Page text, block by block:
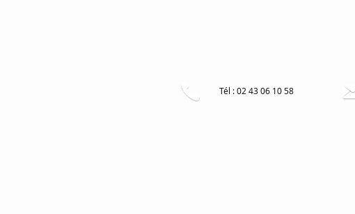
Tél : 02 43 06 10 58